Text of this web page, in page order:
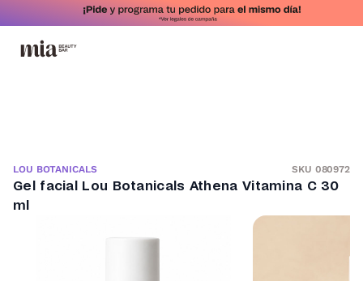
LOU BOTANICALS SKU 080972
Gel facial Lou Botanicals Athena Vitamina C 30
ml